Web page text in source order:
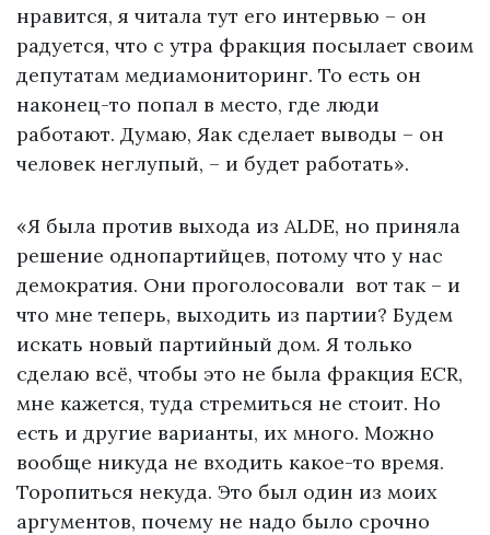
нравится, я читала тут его интервью – он
радуется, что с утра фракция посылает своим
депутатам медиамониторинг. То есть он
наконец-то попал в место, где люди
работают. Думаю, Яак сделает выводы – он
человек неглупый, – и будет работать».
«Я была против выхода из ALDE, но приняла
решение однопартийцев, потому что у нас
демократия. Они проголосовали вот так – и
что мне теперь, выходить из партии? Будем
искать новый партийный дом. Я только
сделаю всё, чтобы это не была фракция ECR,
мне кажется, туда стремиться не стоит. Но
есть и другие варианты, их много. Можно
вообще никуда не входить какое-то время.
Торопиться некуда. Это был один из моих
аргументов, почему не надо было срочно